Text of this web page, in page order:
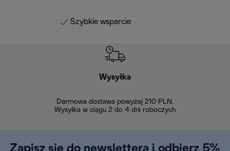
Szybkie wsparcie
Wysyłka
Darmowa dostawa powyżej 210 PLN.
Wysyłka w ciągu 2 do 4 dni roboczych